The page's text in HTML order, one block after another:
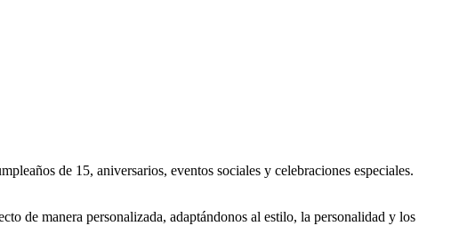
de 15, aniversarios, eventos sociales y celebraciones especiales.
de manera personalizada, adaptándonos al estilo, la personalidad y los